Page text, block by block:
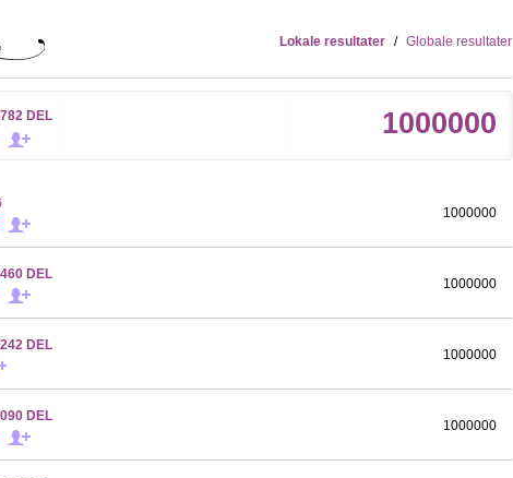
Lokale resultater / Globale resultater
DEL 1000000
1000000
DEL
1000000
DEL
1000000
DEL
1000000